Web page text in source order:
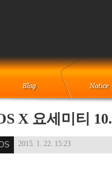
X 요세미티
2015. 1. 22. 15:23